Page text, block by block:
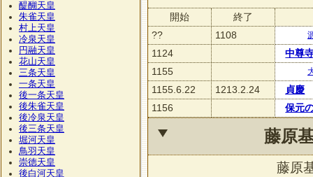
開始
終了
??
1108
1124
中尊
1155
1155.6.22 1213.2.24
貞慶
1156
保元
藤原
藤原
醍醐天皇
朱雀天皇
村上天皇
冷泉天皇
円融天皇
花山天皇
三条天皇
一条天皇
後一条天皇
後朱雀天皇
後冷泉天皇
後三条天皇
堀河天皇
鳥羽天皇
崇徳天皇
後白河天皇